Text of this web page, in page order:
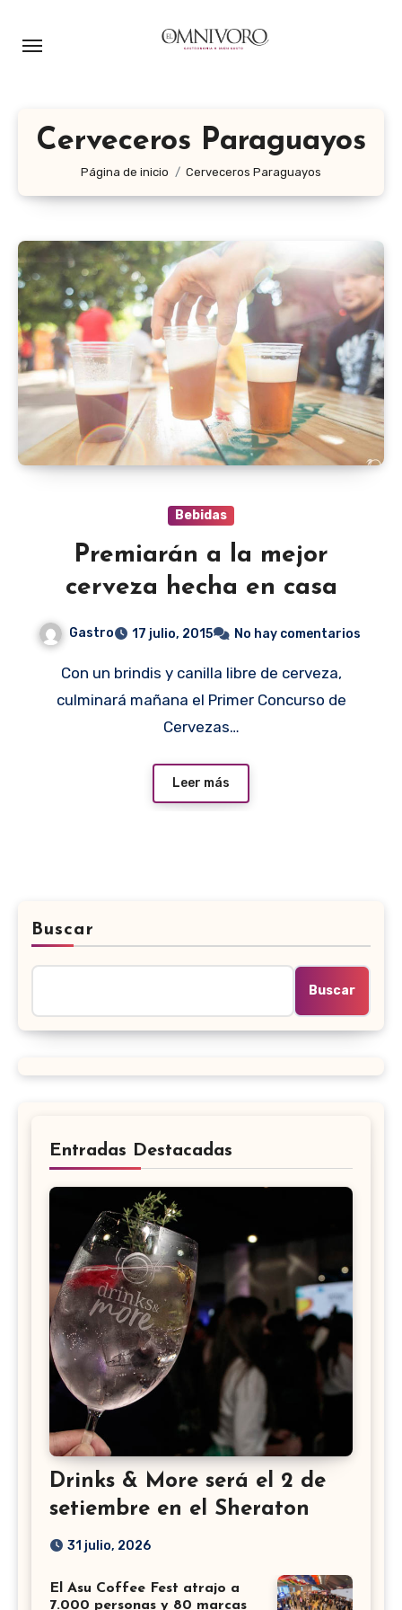
Cerveceros Paraguayos
Página de inicio Cerveceros Paraguayos
Bebidas
Premiarán a la mejor
cerveza hecha en casa
Gastro 17 julio, 2015 No hay comentarios
Con un brindis y canilla libre de cerveza,
culminará mañana el Primer Concurso de
Cervezas…
Leer más
Buscar
Buscar
Entradas Destacadas
Drinks & More será el 2 de
setiembre en el Sheraton
31 julio, 2026
El Asu Coffee Fest atrajo a
7.000 personas y 80 marcas